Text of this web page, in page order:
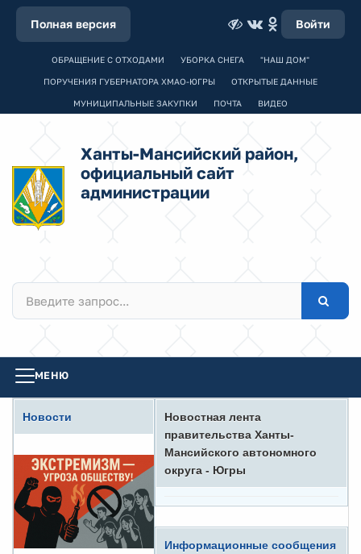
Полная версия Войти
ОБРАЩЕНИЕ С ОТХОДАМИ УБОРКА СНЕГА "НАШ ДОМ"
ПОРУЧЕНИЯ ГУБЕРНАТОРА ХМАО-ЮГРЫ ОТКРЫТЫЕ ДАННЫЕ
МУНИЦИПАЛЬНЫЕ ЗАКУПКИ ПОЧТА ВИДЕО
Ханты-Мансийский район,
официальный сайт
администрации
МЕНЮ
Новости
Новостная лента
правительства Ханты-
Мансийского автономного
округа - Югры
Информационные сообщения